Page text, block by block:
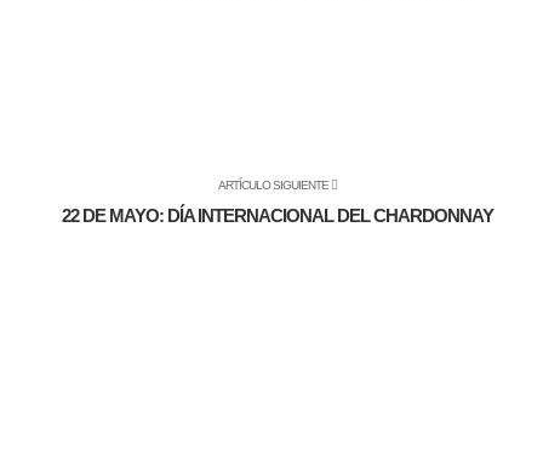
ARTÍCULO SIGUIENTE
22 DE MAYO: DÍA INTERNACIONAL DEL CHARDONNAY